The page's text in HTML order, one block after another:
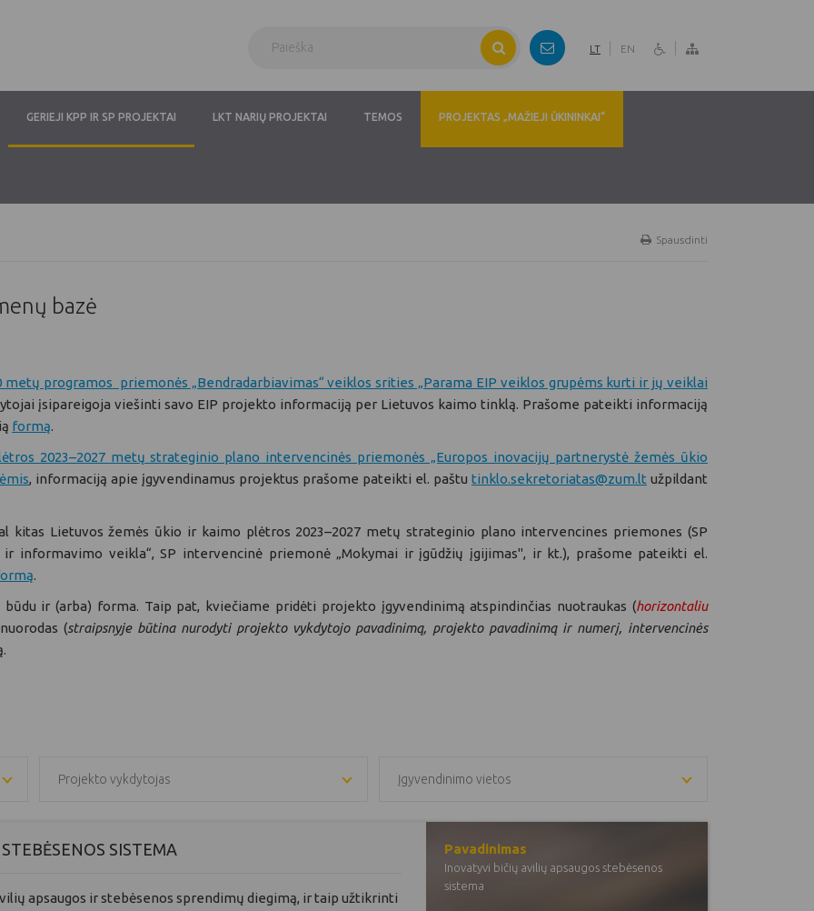
LT EN
GERIEJI KPP IR SP PROJEKTAI LKT NARIŲ PROJEKTAI TEMOS PROJEKTAS „MAŽIEJI ŪKININKAI“
Spausdinti
bazė
metų programos priemonės „Bendradarbiavimas“ veiklos srities „Parama EIP veiklos grupėms kurti ir jų veiklai
įsipareigoja viešinti savo EIP projekto informaciją per Lietuvos kaimo tinklą. Prašome pateikti informaciją
formą.
2023–2027 metų strateginio plano intervencinės priemonės „Europos inovacijų partnerystė žemės ūkio
, informaciją apie įgyvendinamus projektus prašome pateikti el. paštu tinklo.sekretoriatas@zum.lt užpildant
kitas Lietuvos žemės ūkio ir kaimo plėtros 2023–2027 metų strateginio plano intervencines priemones (SP
informavimo veikla“, SP intervencinė priemonė „Mokymai ir įgūdžių įgijimas", ir kt.), prašome pateikti el.
.
ir (arba) forma. Taip pat, kviečiame pridėti projekto įgyvendinimą atspindinčias nuotraukas (horizontaliu
(straipsnyje būtina nurodyti projekto vykdytojo pavadinimą, projekto pavadinimą ir numerį, intervencinės
Projekto vykdytojas Įgyvendinimo vietos
SISTEMA
apsaugos ir stebėsenos sprendimų diegimą, ir taip užtikrinti
Pavadinimas
Inovatyvi bičių avilių apsaugos stebėsenos
sistema